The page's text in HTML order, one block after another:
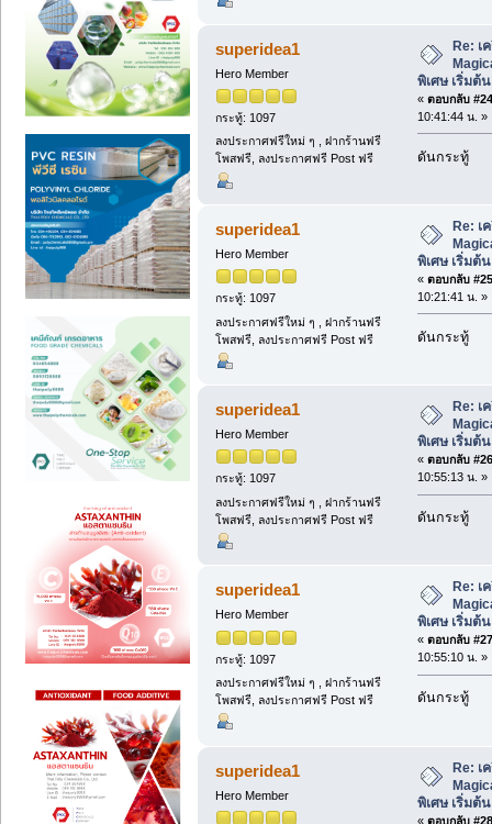
superidea1
Hero Member
กระทู้: 1097
ลงประกาศฟรีใหม่ ๆ , ฝากร้านฟรี
โพสฟรี, ลงประกาศฟรี Post ฟรี
Re: เ
พิเศษ เริ่มต้
« ตอบกลับ
10:41:44 น. »
ดันกระทู้
superidea1
Hero Member
กระทู้: 1097
ลงประกาศฟรีใหม่ ๆ , ฝากร้านฟรี
โพสฟรี, ลงประกาศฟรี Post ฟรี
Re: เ
พิเศษ เริ่มต้
« ตอบกลับ
10:21:41 น. »
ดันกระทู้
superidea1
Hero Member
กระทู้: 1097
ลงประกาศฟรีใหม่ ๆ , ฝากร้านฟรี
โพสฟรี, ลงประกาศฟรี Post ฟรี
Re: เ
พิเศษ เริ่มต้
« ตอบกลับ
10:55:13 น. »
ดันกระทู้
superidea1
Hero Member
กระทู้: 1097
ลงประกาศฟรีใหม่ ๆ , ฝากร้านฟรี
โพสฟรี, ลงประกาศฟรี Post ฟรี
Re: เ
พิเศษ เริ่มต้
« ตอบกลับ
10:55:10 น. »
ดันกระทู้
superidea1
Hero Member
Re: เ
พิเศษ เริ่มต้
« ตอบกลับ